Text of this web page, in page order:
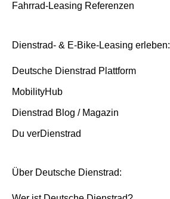
Fahrrad-Leasing Referenzen
Dienstrad- & E-Bike-Leasing erleben:
Deutsche Dienstrad Plattform
MobilityHub
Dienstrad Blog / Magazin
Du verDienstrad
Über Deutsche Dienstrad: